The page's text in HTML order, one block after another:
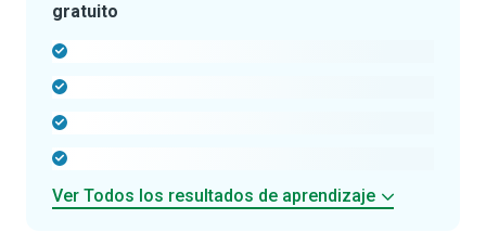
gratuito
Ver Todos los resultados de aprendizaje